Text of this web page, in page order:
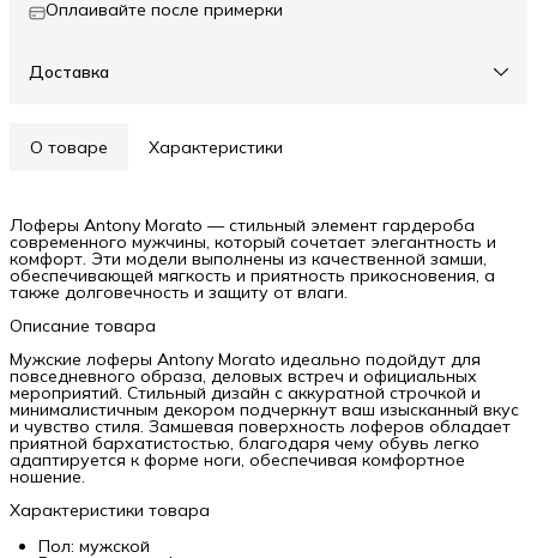
Оплаивайте после примерки
Доставка
О товаре Характеристики
Лоферы Antony Morato — стильный элемент гардероба
современного мужчины, который сочетает элегантность и
комфорт. Эти модели выполнены из качественной замши,
обеспечивающей мягкость и приятность прикосновения, а
также долговечность и защиту от влаги.
Описание товара
Мужские лоферы Antony Morato идеально подойдут для
повседневного образа, деловых встреч и официальных
мероприятий. Стильный дизайн с аккуратной строчкой и
минималистичным декором подчеркнут ваш изысканный вкус
и чувство стиля. Замшевая поверхность лоферов обладает
приятной бархатистостью, благодаря чему обувь легко
адаптируется к форме ноги, обеспечивая комфортное
ношение.
Характеристики товара
Пол: мужской